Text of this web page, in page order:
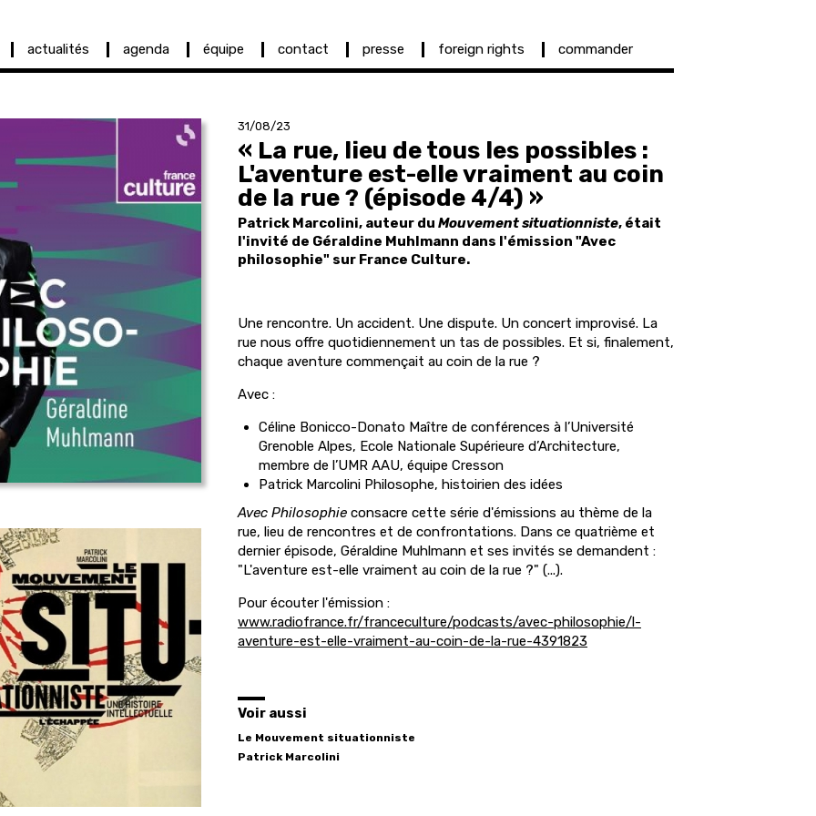
actualités agenda équipe contact presse foreign rights commander
31/08/23
« La rue, lieu de tous les possibles :
L'aventure est-elle vraiment au coin
de la rue ? (épisode 4/4) »
Patrick Marcolini, auteur du Mouvement situationniste, était
l'invité de Géraldine Muhlmann dans l'émission "Avec
philosophie" sur France Culture.
Une rencontre. Un accident. Une dispute. Un concert improvisé. La
rue nous offre quotidiennement un tas de possibles. Et si, finalement,
chaque aventure commençait au coin de la rue ?
Avec :
Céline Bonicco-DonatoMaître de conférences à l’Université
Grenoble Alpes, Ecole Nationale Supérieure d’Architecture,
membre de l’UMR AAU, équipe Cresson
Patrick MarcoliniPhilosophe, histoirien des idées
Avec Philosophie consacre cette série d'émissions au thème de la
rue, lieu de rencontres et de confrontations. Dans ce quatrième et
dernier épisode, Géraldine Muhlmann et ses invités se demandent :
"L'aventure est-elle vraiment au coin de la rue ?" (...).
Pour écouter l'émission :
www.radiofrance.fr/franceculture/podcasts/avec-philosophie/l-
aventure-est-elle-vraiment-au-coin-de-la-rue-4391823
Voir aussi
Le Mouvement situationniste
Patrick Marcolini